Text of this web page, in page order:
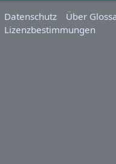
Datenschutz
Über
Lizenzbestimmungen